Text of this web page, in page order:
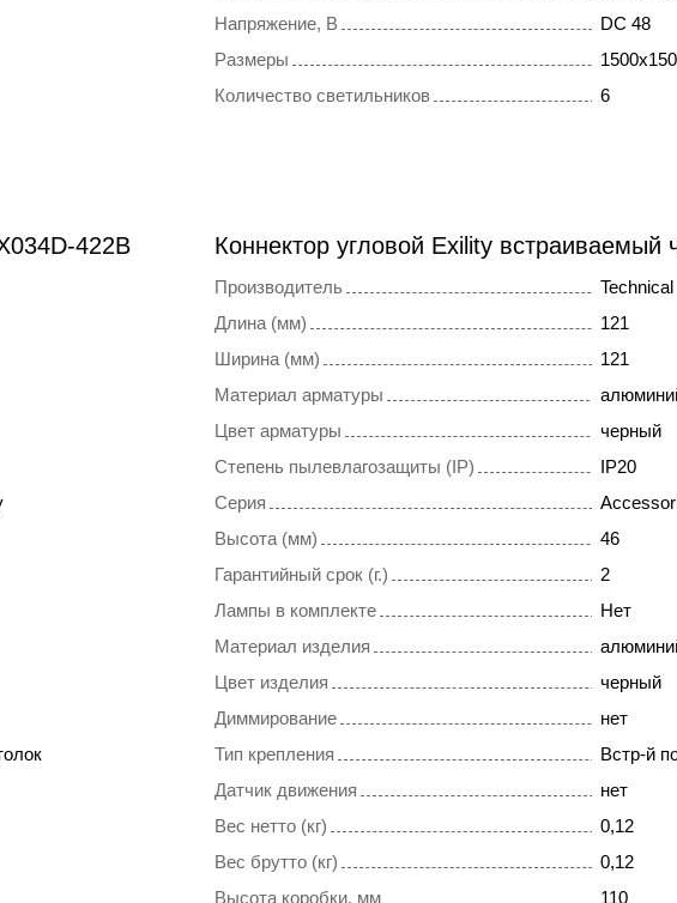
Напряжение, В
DC 48
Размеры
Количество светильников
6
422B Коннектор угловой Exility встраиваемый
Производитель
Technical
Длина (мм)
121
Ширина (мм)
121
Материал арматуры
Цвет арматуры
черный
Степень пылевлагозащиты (IP)
IP20
Серия
Высота (мм)
46
Гарантийный срок (г.)
2
Лампы в комплекте
Нет
Материал изделия
Цвет изделия
черный
Диммирование
нет
Тип крепления
Встр-й
Датчик движения
нет
Вес нетто (кг)
0,12
Вес брутто (кг)
0,12
Высота коробки, мм
110